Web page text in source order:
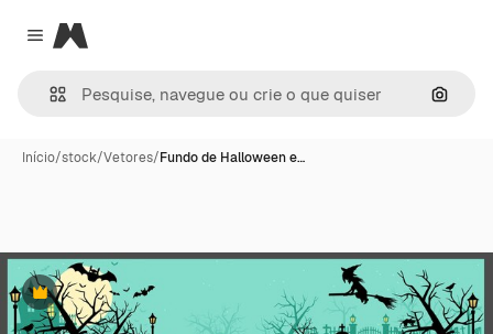
Close menu
Magnific
Início/stock/Vetores/Fundo de Halloween e…
Premium